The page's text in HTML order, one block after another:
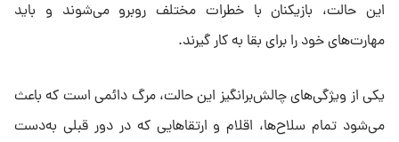
این حالت، بازیکنان با خطرات مختلف روبرو می‌شوند و باید
مهارت‌های خود را برای بقا به کار گیرند.
یکی از ویژگی‌های چالش‌برانگیز این حالت، مرگ دائمی است که باعث
می‌شود تمام سلاح‌ها، اقلام و ارتقاهایی که در دور قبلی به‌دست